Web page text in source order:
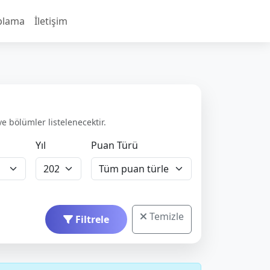
İletişim
bölümler listelenecektir.
Yıl Puan Türü
Filtrele Temizle